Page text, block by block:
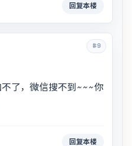
回复本楼
#9
了，微信搜不到~~~你
回复本楼